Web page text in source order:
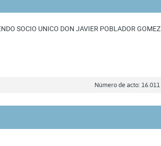
SOCIO UNICO DON JAVIER POBLADOR GOMEZ
Número de acto: 16.011